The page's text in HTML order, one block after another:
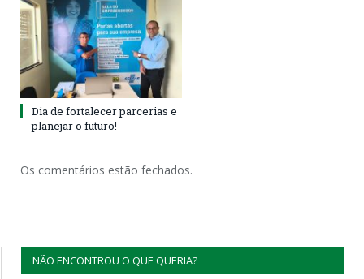
Dia de fortalecer parcerias e
planejar o futuro!
Os comentários estão fechados.
NÃO ENCONTROU O QUE QUERIA?